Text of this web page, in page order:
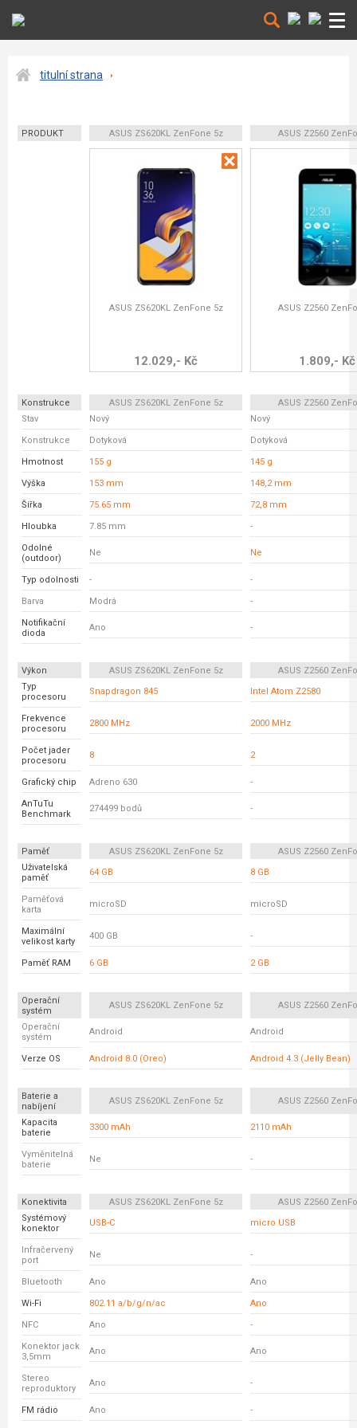
titulní strana
PRODUKT ASUS ZS620KL ZenFone 5z ASUS Z2560
ASUS ZS620KL ZenFone 5z
12.029,- Kč
ASUS Z2560
1.809,- Kč
Konstrukce ASUS ZS620KL ZenFone 5z
ASUS Z2560
Stav
Nový Nový
Konstrukce Dotyková Dotyková
Hmotnost 155 g 145 g
Výška 153 mm 148,2 mm
Šířka 75.65 mm 72,8 mm
Hloubka 7.85 mm -
Odolné
(outdoor)
Ne Ne
Typ odolnosti - -
Barva Modrá -
Notifikační
dioda
Ano -
Výkon ASUS ZS620KL ZenFone 5z
ASUS Z2560
Typ
procesoru
Snapdragon 845 Intel Atom Z2580
Frekvence
procesoru
2800 MHz 2000 MHz
Počet jader
procesoru
8 2
Grafický chip Adreno 630 -
AnTuTu
Benchmark
274499 bodů -
Paměť ASUS ZS620KL ZenFone 5z
ASUS Z2560
Uživatelská
paměť
64 GB 8 GB
Paměťová
karta
microSD microSD
Maximální
velikost karty
400 GB -
Paměť RAM 6 GB 2 GB
Operační
systém
ASUS ZS620KL ZenFone 5z ASUS Z2560
Operační
systém
Android Android
Verze OS Android 8.0 (Oreo) Android 4.3 (Jelly Bean)
Baterie a
nabíjení
ASUS ZS620KL ZenFone 5z ASUS Z2560
Kapacita
baterie
3300 mAh 2110 mAh
Vyměnitelná
baterie
Ne -
Konektivita ASUS ZS620KL ZenFone 5z
ASUS Z2560
Systémový
konektor
USB-C micro USB
Infračervený
port
Ne -
Bluetooth Ano Ano
Wi-Fi 802.11 a/b/g/n/ac Ano
NFC Ano -
Konektor jack
3,5mm
Ano Ano
Stereo
reproduktory
Ano -
FM rádio Ano -